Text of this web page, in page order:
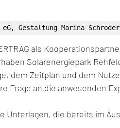
Gestaltung Marina
als
Solarenergiepark
dem Zeitplan und dem
Frage an die anwesenden
Unterlagen, die bereits im